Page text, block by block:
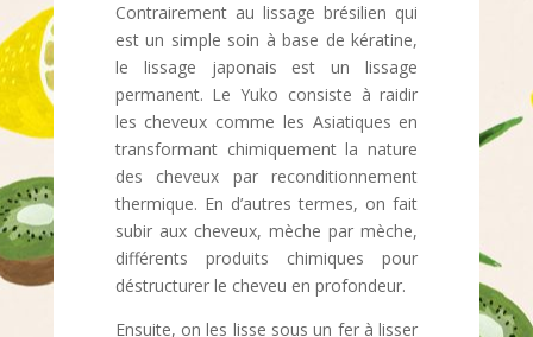
Contrairement au lissage brésilien qui
est un simple soin à base de kératine,
le lissage japonais est un lissage
permanent. Le Yuko consiste à raidir
les cheveux comme les Asiatiques en
transformant chimiquement la nature
des cheveux par reconditionnement
thermique. En d’autres termes, on fait
subir aux cheveux, mèche par mèche,
différents produits chimiques pour
déstructurer le cheveu en profondeur.
Ensuite, on les lisse sous un fer à lisser